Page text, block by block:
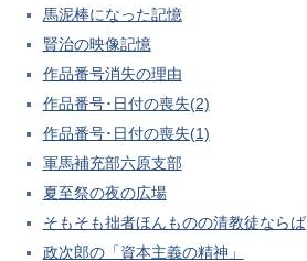
馬泥棒になった記憶
賢治の映像記憶
作品番号消失の理由
作品番号･日付の喪失(2)
作品番号･日付の喪失(1)
軍馬補充部六原支部
夏至祭の夜の広場
そもそも拙者ほんものの清教徒ならば
政次郎の「資本主義の精神」